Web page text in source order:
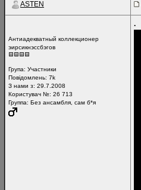
ASTEN
Антиадекватный коллекционер
эирсикнэссбэгов
Група: Участники
Повідомлень: 7k
З нами з: 29.7.2008
Користувач №: 26 713
Группа: Без ансамбля, сам б*я
.